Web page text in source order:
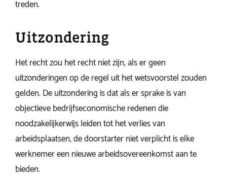
treden.
Uitzondering
Het recht zou het recht niet zijn, als er geen
uitzonderingen op de regel uit het wetsvoorstel zouden
gelden. De uitzondering is dat als er sprake is van
objectieve bedrijfseconomische redenen die
noodzakelijkerwijs leiden tot het verlies van
arbeidsplaatsen, de doorstarter niet verplicht is elke
werknemer een nieuwe arbeidsovereenkomst aan te
bieden.